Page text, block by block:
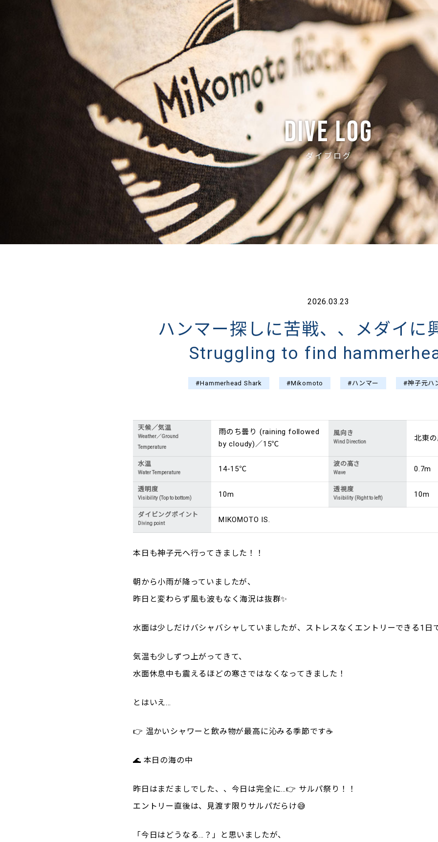
ABOUT NEWS DIVE LOG PRICE ACCESS
Dive log
ダイブログ
2026.03.23
ハンマー探しに苦戦、、メダイに
Struggling to find
#Hammerhead Shark #Mikomoto #ハンマー #神子元ハ
天候／気温
Weather／Ground
Temperature
雨のち曇り (raining followed
by cloudy)／15℃
風向き
Wind Direction 北東
水温
Water Temperature 14-15℃
波の高さ
Wave 0.7m
透明度
Visibility (Top to bottom) 10m
透視度
Visibility (Right to left) 10m
ダイビングポイント
Diving point MIKOMOTO IS.
本日も神子元へ行ってきました！！
朝から小雨が降っていましたが、
昨日と変わらず風も波もなく海況は抜群✨
水面は少しだけバシャバシャしていましたが、ストレスなくエントリーできる1日
気温も少しずつ上がってきて、
水面休息中も震えるほどの寒さではなくなってきました！
とはいえ…
👉 温かいシャワーと飲み物が最高に沁みる季節です☕️
🌊 本日の海の中
昨日はまだましでした、、今日は完全に…👉 サルパ祭り！！
エントリー直後は、見渡す限りサルパだらけ😅
「今日はどうなる…？」と思いましたが、